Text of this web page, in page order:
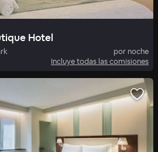
Hotel
por noche
Incluye todas las comisiones